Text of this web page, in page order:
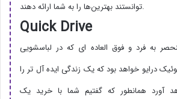
توانستند بهترین‌ها را به شما ارائه دهند.
Quick Drive
به فرد و فوق العاده ای که در لباسشویی
درایو خواهد بود که یک زندگی ایده آل تر را
آورد همانطور که گفتیم شما با خرید یک